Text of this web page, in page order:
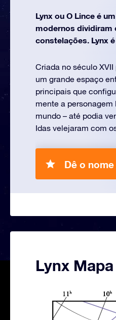
Lynx ou O Lince é
modernos dividiram
constelações. Lynx
Criada no século
um grande espaço
principais que
mente a
mundo – até podia
Idas velejaram com
Dê o
Lynx